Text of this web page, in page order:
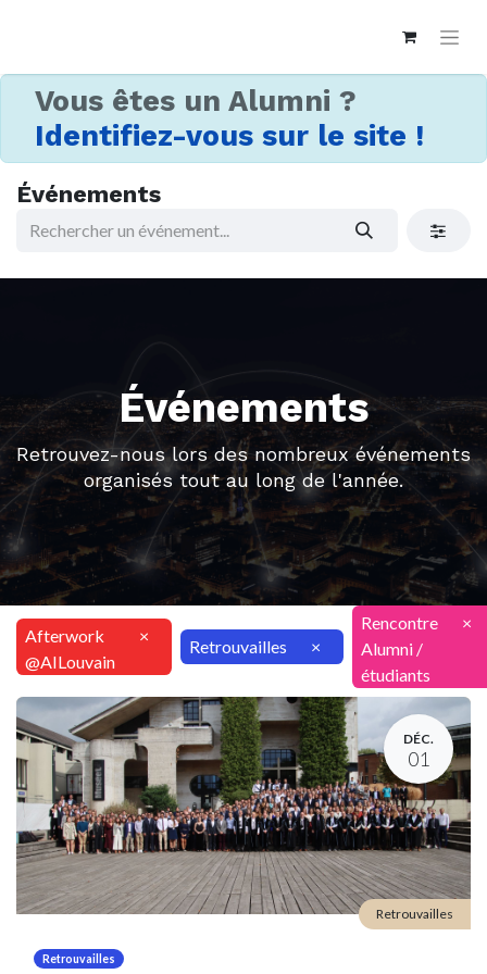
Vous êtes un Alumni ?
Identifiez-vous sur le site !
Événements
Événements
Retrouvez-nous lors des nombreux événements
organisés tout au long de l'année.
Afterwork
@AILouvain
×
Retrouvailles ×
Rencontre
Alumni /
étudiants
×
DÉC.
01
Retrouvailles
Retrouvailles